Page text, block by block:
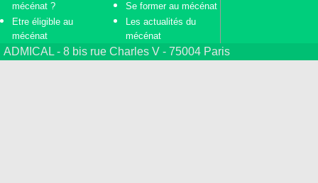
mécénat ?
Etre éligible au
mécénat
Se former au mécénat
Les actualités du
mécénat
ADMICAL - 8 bis rue Charles V - 75004 Paris